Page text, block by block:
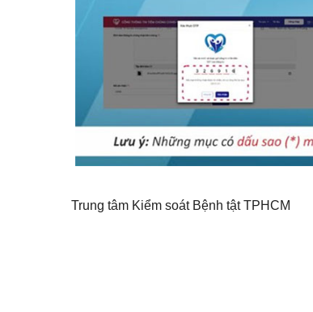
Trung tâm Kiểm soát Bệnh tật TPHCM